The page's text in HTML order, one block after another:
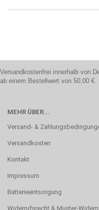
Versandkostenfrei innerhalb von
ab einem Bestellwert von 50,00 €.
MEHR ÜBER...
Versand- &
Versandkosten
Kontakt
Impressum
Batterieentsorgung
Widerrufsrecht & Muster-